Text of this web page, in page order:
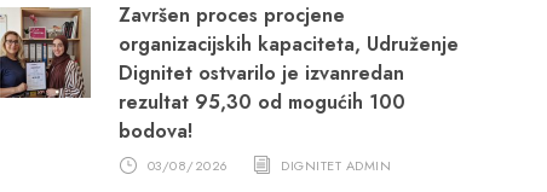
Završen proces procjene
organizacijskih kapaciteta, Udruženje
Dignitet ostvarilo je izvanredan
rezultat 95,30 od mogućih 100
bodova!
03/08/2026 DIGNITET ADMIN